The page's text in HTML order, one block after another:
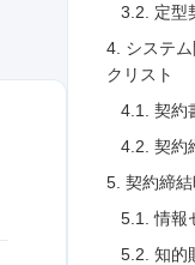
3.2. 定型
4. システ
クリスト
4.1. 契約
4.2. 契約
5. 契約締
5.1. 情報
5.2. 知的